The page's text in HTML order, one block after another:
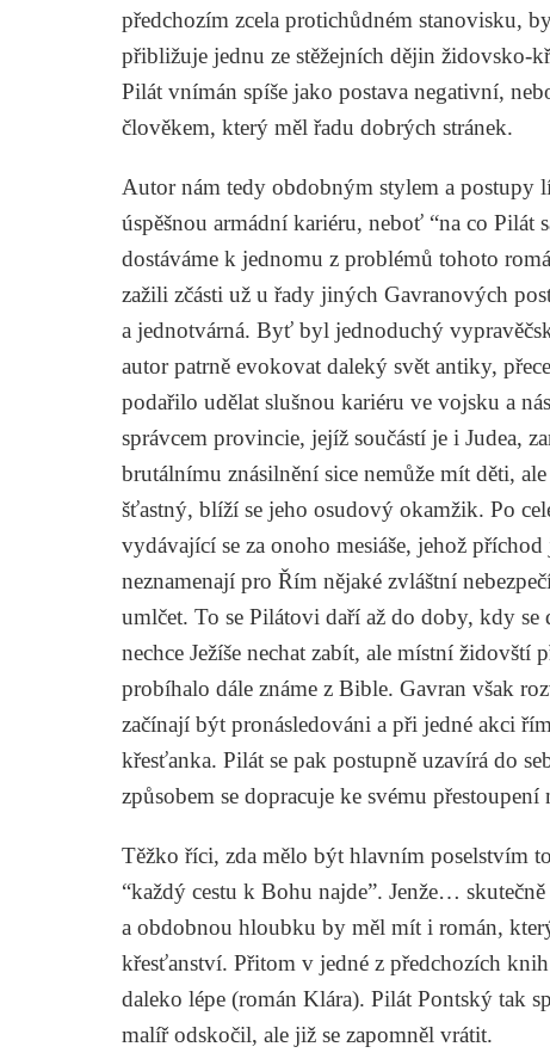
předchozím zcela protichůdném stanovisku,
přibližuje jednu ze stěžejních dějin židovsko-
Pilát vnímán spíše jako postava negativní,
člověkem, který měl řadu dobrých stránek.
Autor nám tedy obdobným stylem a postupy
úspěšnou armádní kariéru, neboť “na co Pilát
dostáváme k jednomu z problémů tohoto
zažili zčásti už u řady jiných Gavranových
a jednotvárná. Byť byl jednoduchý
autor patrně evokovat daleký svět antiky,
podařilo udělat slušnou kariéru ve vojsku a
správcem provincie, jejíž součástí je i Judea,
brutálnímu znásilnění sice nemůže mít děti,
šťastný, blíží se jeho osudový okamžik. Po
vydávající se za onoho mesiáše, jehož
neznamenají pro Řím nějaké zvláštní
umlčet. To se Pilátovi daří až do doby, kdy se
nechce Ježíše nechat zabít, ale místní
probíhalo dále známe z Bible. Gavran však
začínají být pronásledováni a při jedné akci
křesťanka. Pilát se pak postupně uzavírá do
způsobem se dopracuje ke svému přestoupení
Těžko říci, zda mělo být hlavním poselstvím
“každý cestu k Bohu najde”. Jenže…
a obdobnou hloubku by měl mít i román,
křesťanství. Přitom v jedné z předchozích
daleko lépe (román Klára). Pilát Pontský tak
malíř odskočil, ale již se zapomněl vrátit.